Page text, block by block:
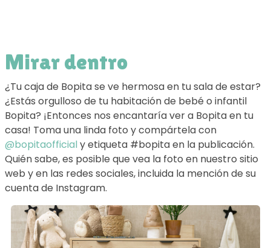
Mirar dentro
¿Tu caja de Bopita se ve hermosa en tu sala de estar?
¿Estás orgulloso de tu habitación de bebé o infantil
Bopita? ¡Entonces nos encantaría ver a Bopita en tu
casa! Toma una linda foto y compártela con
@bopitaofficial y etiqueta #bopita en la publicación.
Quién sabe, es posible que vea la foto en nuestro sitio
web y en las redes sociales, incluida la mención de su
cuenta de Instagram.